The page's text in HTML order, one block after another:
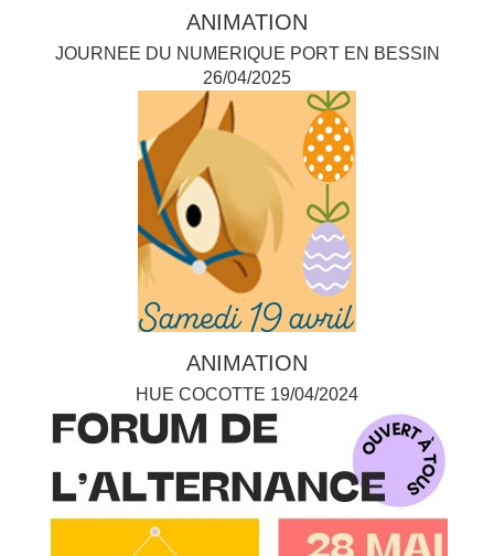
ANIMATION
JOURNEE DU NUMERIQUE PORT EN BESSIN
26/04/2025
ANIMATION
HUE COCOTTE 19/04/2024